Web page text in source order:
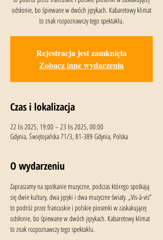
odsłonie, bo śpiewane w dwóch językach. Kabaretowy klimat
to znak rozpoznawczy tego spektaklu.
Rejestracja jest zamknięta
Zobacz inne wydarzenia
Czas i lokalizacja
22 lis 2025, 19:00 – 23 lis 2025, 00:00
Gdynia, Świętojańska 71/3, 81-389 Gdynia, Polska
O wydarzeniu
Zapraszamy na spotkanie muzyczne, podczas którego spotkają
się dwie kultury, dwa języki i dwa muzyczne światy. „Vis-à-vis”
to podróż przez francuskie i polskie piosenki w zaskakującej
odsłonie, bo śpiewane w dwóch językach. Kabaretowy klimat
to znak rozpoznawczy tego spektaklu.